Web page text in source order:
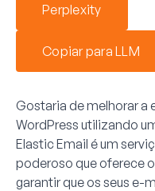
Perplexity
Copiar para LLM
Gostaria de melhorar a
WordPress utilizando
Elastic Email é um
poderoso que oferece
garantir que os seus e-